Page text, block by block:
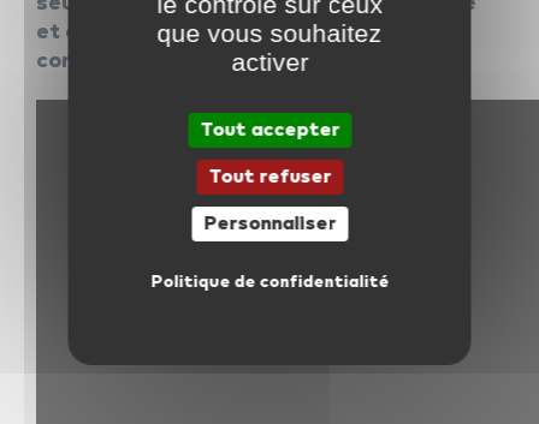
et aussi rapide que possible. Quelques
conseils pour vous accompagner.
que vous souhaitez
activer
Tout accepter
Tout refuser
Personnaliser
Politique de confidentialité